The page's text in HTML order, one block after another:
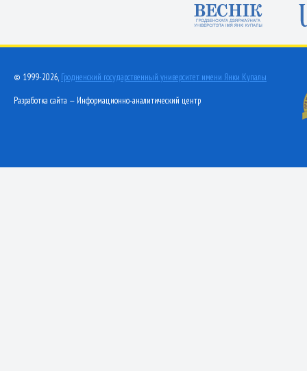
© 1999-2026, Гродненский государственный университет имени Янки Купалы
Разработка сайта — Информационно-аналитический центр